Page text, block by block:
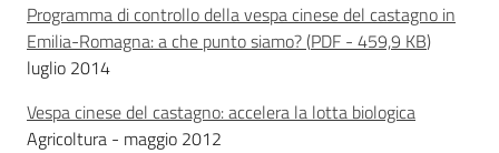
Import-
Export
Programma di controllo della vespa cinese del castagno in
Emilia-Romagna: a che punto siamo?(PDF - 459,9 KB)
luglio 2014
Vespa cinese del castagno: accelera la lotta biologica
Agricoltura - maggio 2012